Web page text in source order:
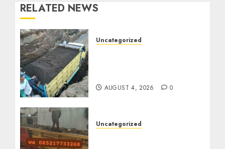
RELATED NEWS
Uncategorized
AUGUST 4, 2026 0
Uncategorized